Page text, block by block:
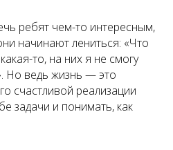
ребят чем-то интересным,
начинают лениться: «Что
то, на них я не смогу
Но ведь жизнь — это
счастливой реализации
задачи и понимать, как